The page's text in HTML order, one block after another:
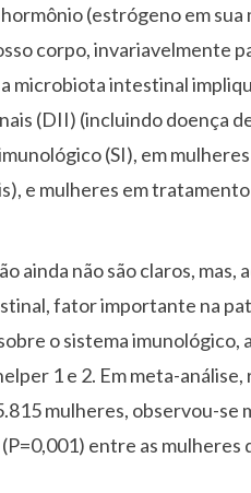
(estrógeno em
corpo, invariavelmente
microbiota intestinal
(DII) (incluindo doença
(SI), em
e mulheres em
ainda não são claros,
fator importante na
o sistema
1 e 2. Em meta-análise,
mulheres, observou-se
entre as mulheres